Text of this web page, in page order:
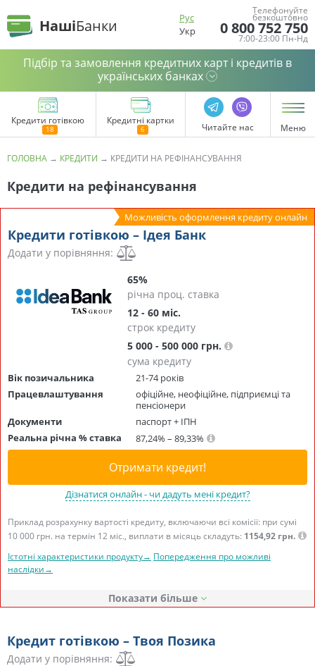
НашіБанки
Рус
Укр
Телефонуйте
безкоштовно
0 800 752 750
7:00-23:00 Пн-Нд
Підбір та замовлення кредитних карт і кредитів в
українських банках
Кредити готівкою Кредитні картки
Читайте нас Меню
ГОЛОВНА → КРЕДИТИ → КРЕДИТИ НА РЕФІНАНСУВАННЯ
Кредити на рефінансування
Можливість оформлення кредиту онлайн
Кредити готівкою – Ідея Банк
Додати у порівняння:
65%
річна проц. ставка
12 - 60 міс.
строк кредиту
5 000 - 500 000 грн.
сума кредиту
Вік позичальника
21-74 років
Працевлаштування
офіційне, неофіційне, підприємці та
пенсіонери
Документи
паспорт + ІПН
Реальна річна % ставка
87,24% – 89,33%
Отримати кредит!
Дізнатися онлайн - чи дадуть мені кредит?
Приклад розрахунку вартості кредиту, включаючи всі комісії: при сумі
10 000 грн. на термін 12 міс., виплати в місяць складуть: 1154,92 грн.
Істотні характеристики продукту→ Попередження про можливі
наслідки→
Показати
Кредит готівкою – Твоя Позика
Додати у порівняння: